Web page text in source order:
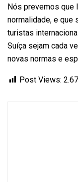
Nós prevemos que
normalidade, e que
turistas
Suíça sejam cada
novas normas e
Post Views: